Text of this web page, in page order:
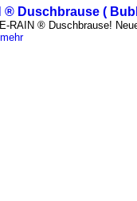
® Duschbrause (
RAIN ® Duschbrause!
mehr